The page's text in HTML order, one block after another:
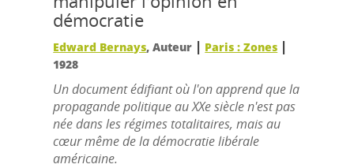
démocratie
Edward Bernays, Auteur | Paris : Zones |
1928
Un document édifiant où l'on apprend que la
propagande politique au XXe siècle n'est pas
née dans les régimes totalitaires, mais au
cœur même de la démocratie libérale
américaine.